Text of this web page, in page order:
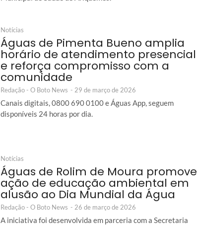
Notícias
Águas de Pimenta Bueno amplia
horário de atendimento presencial
e reforça compromisso com a
comunidade
Redação - O Boto News - 29 de março de 2026
Canais digitais, 0800 690 0100 e Águas App, seguem
disponíveis 24 horas por dia.
Notícias
Águas de Rolim de Moura promove
ação de educação ambiental em
alusão ao Dia Mundial da Água
Redação - O Boto News - 26 de março de 2026
A iniciativa foi desenvolvida em parceria com a Secretaria